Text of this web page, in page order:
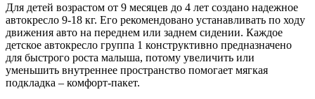
Для детей возрастом от 9 месяцев до 4 лет создано надежное
автокресло 9-18 кг. Его рекомендовано устанавливать по ходу
движения авто на переднем или заднем сидении. Каждое
детское автокресло группа 1 конструктивно предназначено
для быстрого роста малыша, потому увеличить или
уменьшить внутреннее пространство помогает мягкая
подкладка – комфорт-пакет.